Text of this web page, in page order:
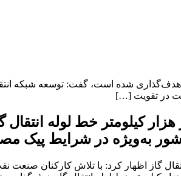
هدف‌گذاری شده است، گفت: توسعه شبکه
در تقویت […]
هزار کیلومتر خط لوله
به‌ویژه در شرایط پیک
گاز اظهار کرد: با تلاش کارکنان صنعت